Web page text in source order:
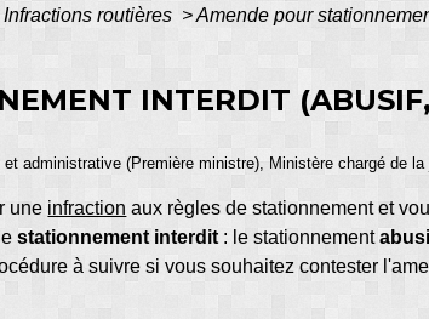
Infractions routières > Amende pour
INTERDIT
administrative (Première ministre), Ministère chargé de
une infraction aux règles de stationnement et
stationnement interdit : le stationnement
à suivre si vous souhaitez contester